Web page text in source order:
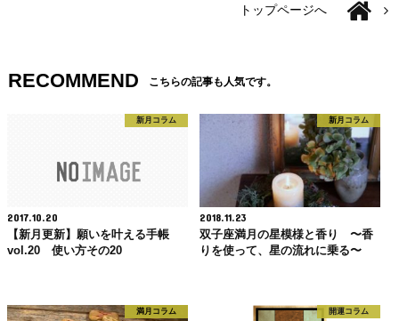
トップページへ
RECOMMEND こちらの記事も人気です。
新月コラム
2017.10.20
【新月更新】願いを叶える手帳
vol.20 使い方その20
新月コラム
2018.11.23
双子座満月の星模様と香り 〜香
りを使って、星の流れに乗る〜
満月コラム 開運コラム